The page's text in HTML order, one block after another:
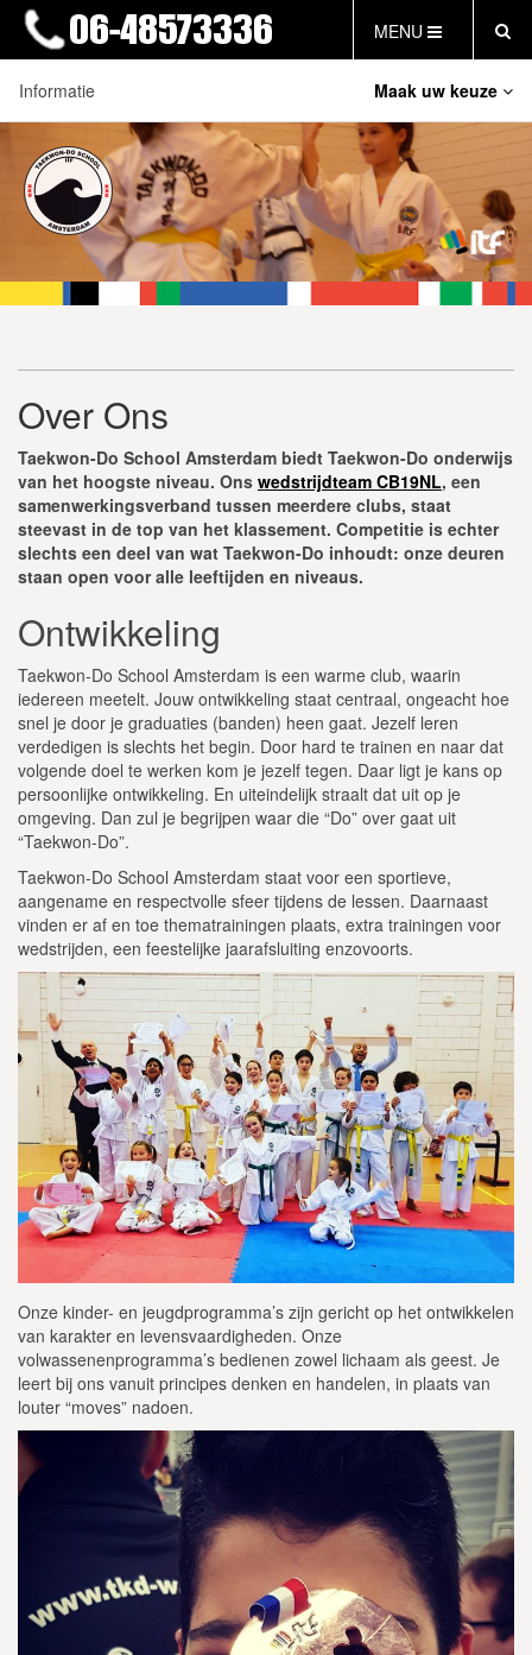
MENU
HOME
NIEUWS
LESTIJDEN & TARIEVEN
INFORMATIE
WAT IS TAEKWON-DO?
WAT IS KALAH?
FAQ
GRATIS PROEFLES
Informatie Maak uw keuze
Over Ons
Contact en Bereikbaarheid
Lestijden & Tarieven
Kleding en Trainingsmateriaal Bestellen
Officieel Erkend Leerbedrijf
FAQ
Vertrouwenscontactpersoon (VCP)
Algemene Voorwaarden en Huisregels
Over Ons
Taekwon-Do School Amsterdam biedt Taekwon-Do onderwijs
van het hoogste niveau. Ons wedstrijdteam CB19NL, een
samenwerkingsverband tussen meerdere clubs, staat
steevast in de top van het klassement. Competitie is echter
slechts een deel van wat Taekwon-Do inhoudt: onze deuren
staan open voor alle leeftijden en niveaus.
Ontwikkeling
Taekwon-Do School Amsterdam is een warme club, waarin
iedereen meetelt. Jouw ontwikkeling staat centraal, ongeacht hoe
snel je door je graduaties (banden) heen gaat. Jezelf leren
verdedigen is slechts het begin. Door hard te trainen en naar dat
volgende doel te werken kom je jezelf tegen. Daar ligt je kans op
persoonlijke ontwikkeling. En uiteindelijk straalt dat uit op je
omgeving. Dan zul je begrijpen waar die “Do” over gaat uit
“Taekwon-Do”.
Taekwon-Do School Amsterdam staat voor een sportieve,
aangename en respectvolle sfeer tijdens de lessen. Daarnaast
vinden er af en toe thematrainingen plaats, extra trainingen voor
wedstrijden, een feestelijke jaarafsluiting enzovoorts.
Onze kinder- en jeugdprogramma’s zijn gericht op het ontwikkelen
van karakter en levensvaardigheden. Onze
volwassenenprogramma’s bedienen zowel lichaam als geest. Je
leert bij ons vanuit principes denken en handelen, in plaats van
louter “moves” nadoen.